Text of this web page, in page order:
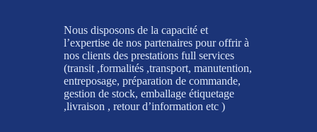
Nous disposons de la capacité et
l’expertise de nos partenaires pour offrir à
nos clients des prestations full services
(transit ,formalités ,transport, manutention,
entreposage, préparation de commande,
gestion de stock, emballage étiquetage
,livraison , retour d’information etc )